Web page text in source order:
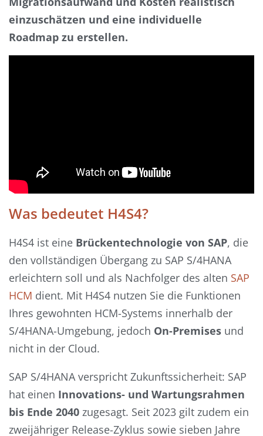
einzuschätzen und eine individuelle
Roadmap zu erstellen.
Was bedeutet H4S4?
H4S4 ist eine Brückentechnologie von SAP, die
den vollständigen Übergang zu SAP S/4HANA
erleichtern soll und als Nachfolger des alten SAP
HCM dient. Mit H4S4 nutzen Sie die Funktionen
Ihres gewohnten HCM-Systems innerhalb der
S/4HANA-Umgebung, jedoch On-Premises und
nicht in der Cloud.
SAP S/4HANA verspricht Zukunftssicherheit: SAP
hat einen Innovations- und Wartungsrahmen
bis Ende 2040 zugesagt. Seit 2023 gilt zudem ein
zweijähriger Release-Zyklus sowie sieben Jahre